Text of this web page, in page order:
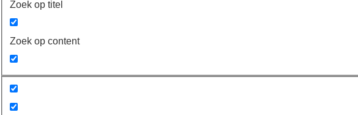
Zoek op titel
Zoek op content